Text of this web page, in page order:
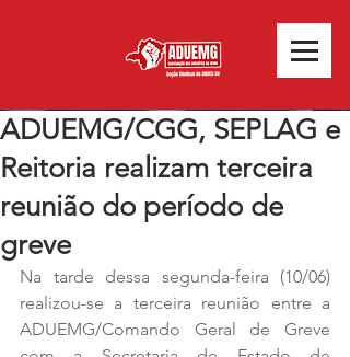
ADUEMG/CGG, SEPLAG e
Reitoria realizam terceira
reunião do período de
greve
Na tarde dessa segunda-feira (10/06)
realizou-se a terceira reunião entre a
ADUEMG/Comando Geral de Greve